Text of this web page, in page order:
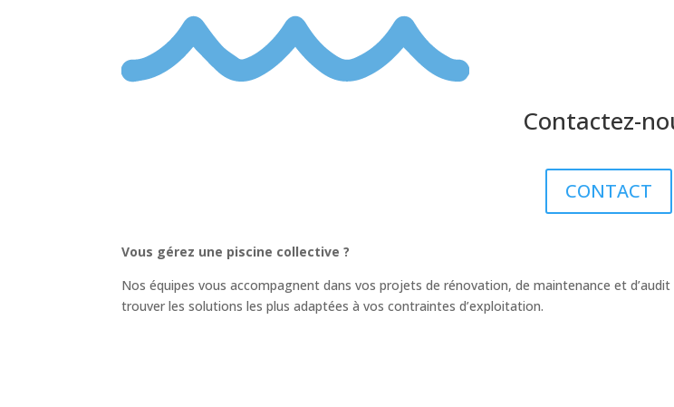
Contactez-
CONTACT
Vous gérez une piscine collective ?
Nos équipes vous accompagnent dans vos projets de rénovation, de maintenance et
trouver les solutions les plus adaptées à vos contraintes d’exploitation.